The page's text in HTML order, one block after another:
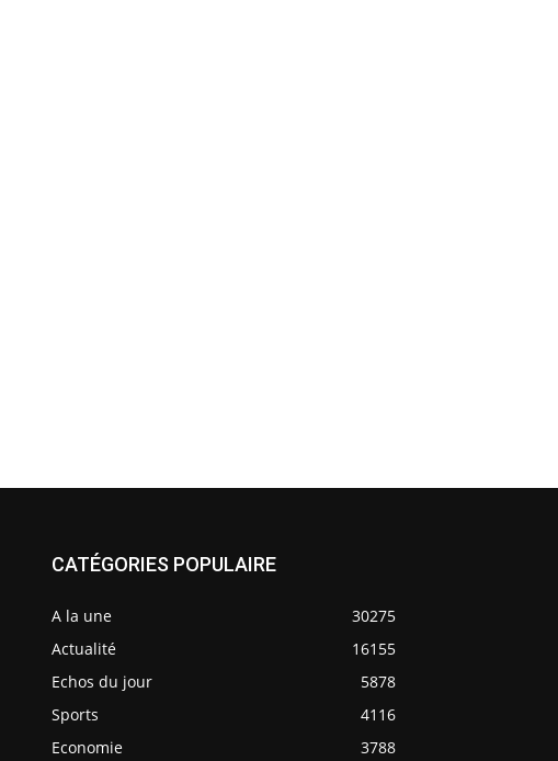
CATÉGORIES POPULAIRE
A la une
30275
Actualité
16155
Echos du jour
5878
Sports
4116
Economie
3788